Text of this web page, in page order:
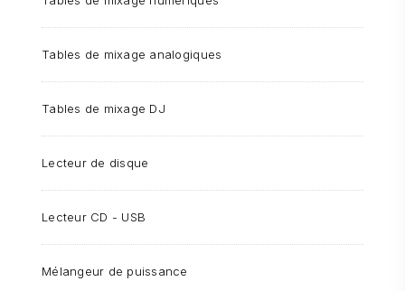
Tables de mixage analogiques
Tables de mixage DJ
Lecteur de disque
Lecteur CD - USB
Mélangeur de puissance